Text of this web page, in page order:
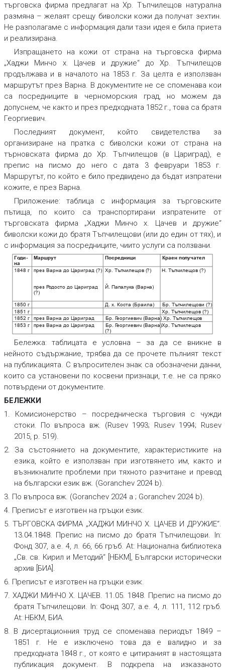
търговска фирма предлагат на Хр. Тъпчилещов натурална
размяна – желаят срещу биволски кожи да получат зехтин.
Не разполагаме с информация дали тази идея е била приета
и реализирана.
Изпращането на кожи от страна на търговска фирма
„Хаджи Минчо х. Цачев и дружие“ до Хр. Тъпчилещов
продължава и в началото на 1853 г. За целта е използван
маршрутът през Варна. В документите не се споменава кои
са посредниците в черноморския град, но можем да
допуснем, че както и през предходната 1852 г., това са братя
Георгиевич.
Последният документ, който свидетелства за
организиране на пратка с биволски кожи от страна на
търновската фирма до Хр. Тъпчилещов (в Цариград), е
препис на писмо до него с дата 3 февруари 1853 г.
Маршрутът, по който е било предвидено да бъдат изпратени
кожите, е през Варна.
Приложение: таблица с информация за търговските
пътища, по които са транспортирани изпратените от
търговската фирма „Хаджи Минчо х. Цачев и дружие“
биволски кожи до братя Тъпчилещови (или до един от тях), и
с информация за посредниците, чиито услуги са ползвани.
Годи-
на
Маршрут Посредници Краен получател
1848 г
. през Варна до Цариград (?)
през Родосто до Цариград
(?)
Хр. Тъпчилещов (?)
Й. Папалука (Варна)
Н. Тъпчилещов (?)
1850 г
. Д. х. Коста (Браила) Бр. Тъпчилещови (?)
1851 г
.
Хр. Тъпчилещов (?)
1852 г
. през Варна до Цариград Бр. Георгиевич (Варна) Хр. Тъпчилещов
1853 г
. през Варна до Цариград Бр. Георгиевич (Варна)
(?)
Хр. Тъпчилещов
Бележка: таблицата е условна – за да се вникне в
нейното съдържание, трябва да се прочете пълният текст
на публикацията. С въпросителен знак са обозначени данни,
които са установени по косвени признаци, т.е. не са пряко
потвърдени от документите.
БЕЛЕЖКИ
1. Комисионерство – посредническа търговия с чужди
стоки. По въпроса вж. (Rusev 1993; Rusev 1994; Rusev
2015, p. 519).
2. За състоянието на документите, характеристиките на
езика, който е използван при изготвянето им, както и
възникналите проблеми при тяхното разчитане и превод
на български език вж. (Goranchev 2024 b).
3. По въпроса вж. (Goranchev 2024 a ; Goranchev 2024 b).
4. Преписът е изготвен на гръцки език.
5. ТЪРГОВСКА ФИРМА „ХАДЖИ МИНЧО Х. ЦАЧЕВ И ДРУЖИЕ“.
13.04.1848. Препис на писмо до братя Тъпчилещови. In:
Фонд 307, а.е. 4, л. 66, 66 гръб. At: Национална библиотека
„Св. св. Кирил и Методий“ [НБКМ], Български исторически
архив [БИА].
6. Преписът е изготвен на гръцки език.
7. ХАДЖИ МИНЧО Х. ЦАЧЕВ. 11.05. 1848. Препис на писмо до
братя Тъпчилещови. In: Фонд 307, а.е. 4, л. 111, 112 гръб.
At: НБКМ, БИА.
8. В дисертационния труд се споменава периодът 1849 –
1851 г. Не е изключено това да е валидно и за
предходната 1848 г., от която е цитираният в настоящата
публикация документ. В подкрепа на изказаното